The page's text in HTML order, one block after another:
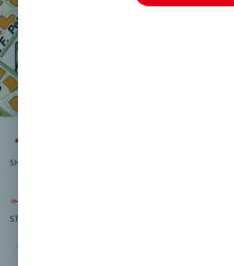
SHARE
STRAD.